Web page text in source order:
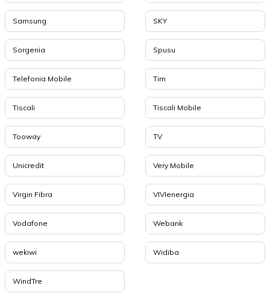
Samsung SKY
Sorgenia Spusu
Telefonia Mobile Tim
Tiscali Tiscali Mobile
Tooway TV
Unicredit Very Mobile
Virgin Fibra VIVIenergia
Vodafone Webank
wekiwi Widiba
WindTre